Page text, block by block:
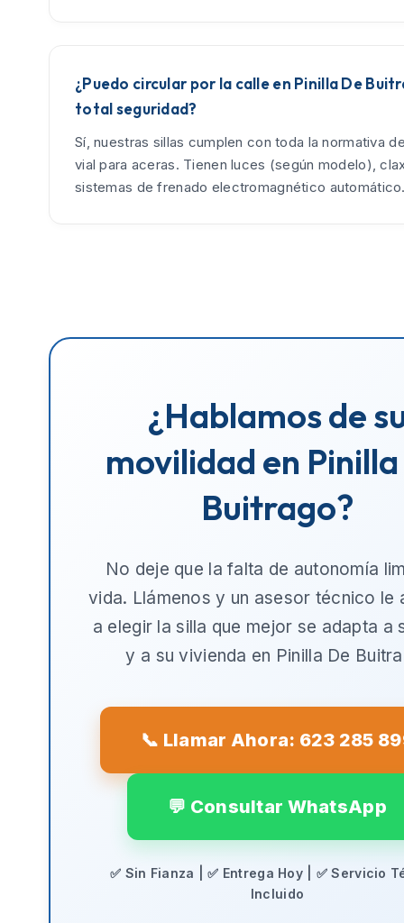
¿Puedo circular por la calle en Pinilla De
total seguridad?
Sí, nuestras sillas cumplen con toda la normativa
vial para aceras. Tienen luces (según modelo),
sistemas de frenado electromagnético
¿Hablamos de
movilidad en
Buitrago?
No deje que la falta de autonomía
vida. Llámenos y un asesor técnico le
a elegir la silla que mejor se adapta a
y a su vivienda en Pinilla De
📞 Llamar Ahora: 623 285
💬 Consultar WhatsApp
✅ Sin Fianza | ✅ Entrega Hoy | ✅ Servicio
Incluido